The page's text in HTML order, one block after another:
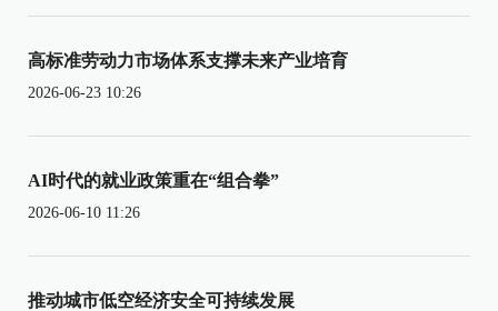
高标准劳动力市场体系支撑未来产业培育
2026-06-23 10:26
AI时代的就业政策重在“组合拳”
2026-06-10 11:26
推动城市低空经济安全可持续发展